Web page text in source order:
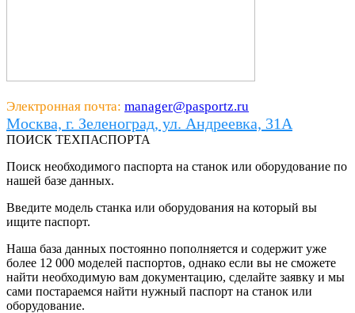
Электронная почта: manager@pasportz.ru
Москва, г. Зеленоград, ул. Андреевка, 31А
ПОИСК ТЕХПАСПОРТА
Поиск необходимого паспорта на станок или оборудование по
нашей базе данных.
Введите модель станка или оборудования на который вы
ищите паспорт.
Наша база данных постоянно пополняется и содержит уже
более 12 000 моделей паспортов, однако если вы не сможете
найти необходимую вам документацию, сделайте заявку и мы
сами постараемся найти нужный паспорт на станок или
оборудование.